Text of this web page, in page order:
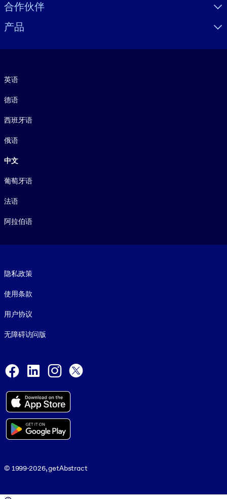
合作伙伴
产品
英语
德语
西班牙语
俄语
中文
葡萄牙语
法语
阿拉伯语
隐私政策
使用条款
用户协议
无障碍访问版
Facebook
LinkedInInstagram
© 1999-2026, getAbstract